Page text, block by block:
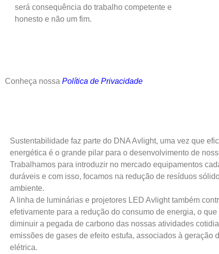
será consequência do trabalho competente e
honesto e não um fim.
Conheça nossa Política de Privacidade
Sustentabilidade faz parte do DNA Avlight, uma vez que
energética é o grande pilar para o desenvolvimento de
Trabalhamos para introduzir no mercado equipamentos
duráveis e com isso, focamos na redução de resíduos
ambiente.
A linha de luminárias e projetores LED Avlight também
efetivamente para a redução do consumo de energia, o
diminuir a pegada de carbono das nossas atividades
emissões de gases de efeito estufa, associados à geração
elétrica.